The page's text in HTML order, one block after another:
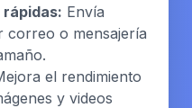
Envía
correo o mensajería
el rendimiento
y videos